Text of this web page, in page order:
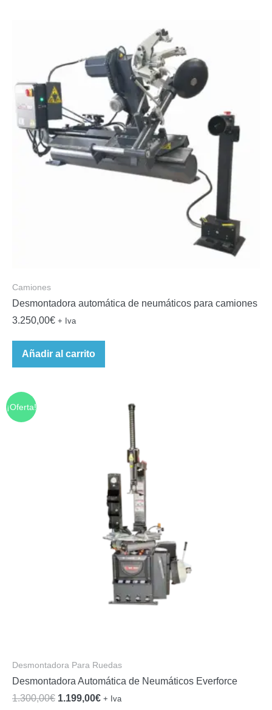
Camiones
Desmontadora automática de neumáticos para camiones
3.250,00€ + Iva
Añadir al carrito
¡Oferta!
Desmontadora Para Ruedas
Desmontadora Automática de Neumáticos Everforce
1.300,00€ El
1.199,00€El+ Iva